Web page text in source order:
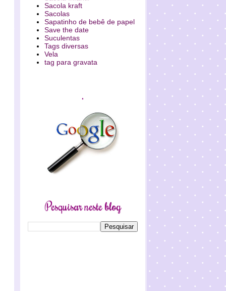
Sacola kraft
Sacolas
Sapatinho de bebê de papel
Save the date
Suculentas
Tags diversas
Vela
tag para gravata
.
Pesquisar neste blog